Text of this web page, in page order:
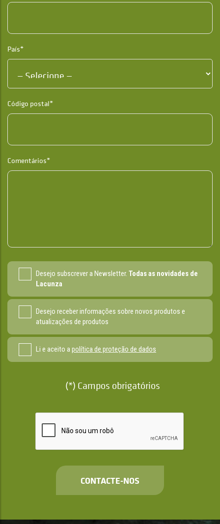
País*
Código postal*
Comentários*
Desejo subscrever a Newsletter. Todas as novidades de
Lacunza
Desejo receber informações sobre novos produtos e
atualizações de produtos
Li e aceito apolítica de proteção de dados
(*) Campos obrigatórios
CONTACTE-NOS